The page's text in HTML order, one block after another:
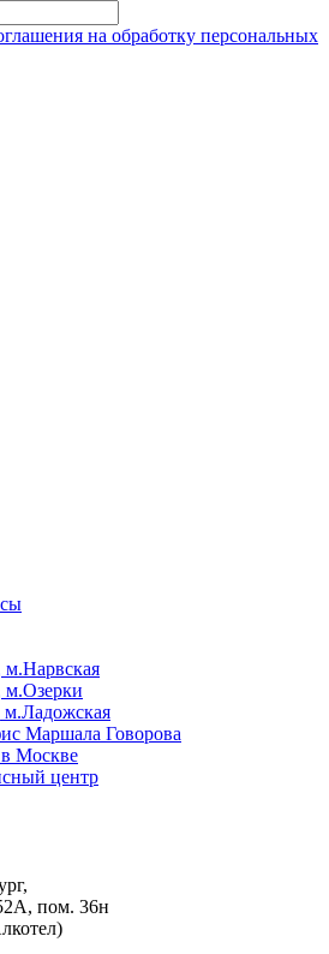
на обработку персональных
Маршала Говорова
Москве
центр
пом. 36н